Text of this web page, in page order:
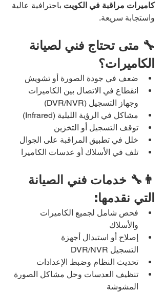
كاميرات مراقبة في الكويت باحترافية عالية
واستجابة سريعة.
🔧 متى تحتاج فني لصيانة
الكاميرات؟
ضعف في جودة الصورة أو تشويش
انقطاع في الاتصال بين الكاميرات
وجهاز التسجيل (DVR/NVR)
مشاكل في الرؤية الليلية (Infrared)
توقف التسجيل أو التخزين
خلل في تطبيق المراقبة على الجوال
تلف في الأسلاك أو عدسات الكاميرا
👨‍🔧 خدمات فني الصيانة
التي نقدمها:
فحص شامل لجميع الكاميرات
والأسلاك
إصلاح أو استبدال أجهزة
التسجيل DVR/NVR
تحديث النظام وضبط الإعدادات
تنظيف العدسات وحل مشاكل الصورة
المشوشة